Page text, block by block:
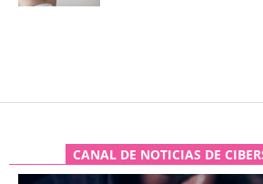
CANAL DE NOTICIAS DE